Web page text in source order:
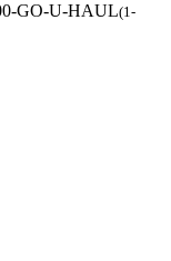
GO-U-HAUL(1-